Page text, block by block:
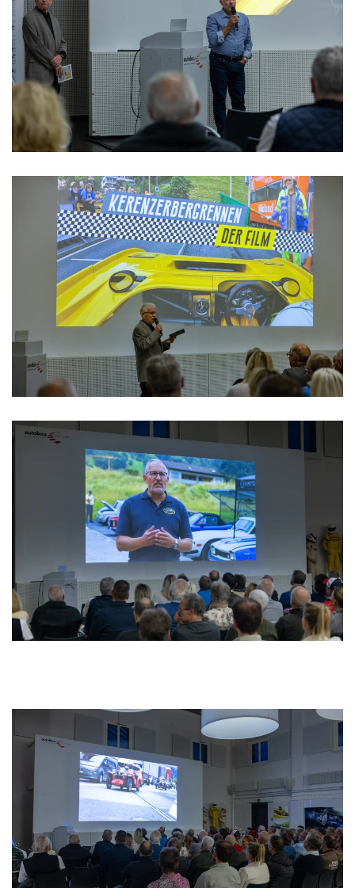
>>>>>>>>
>>>>>>>>
>>>>>>>>
>>>>>>>>
>>>>>>>>